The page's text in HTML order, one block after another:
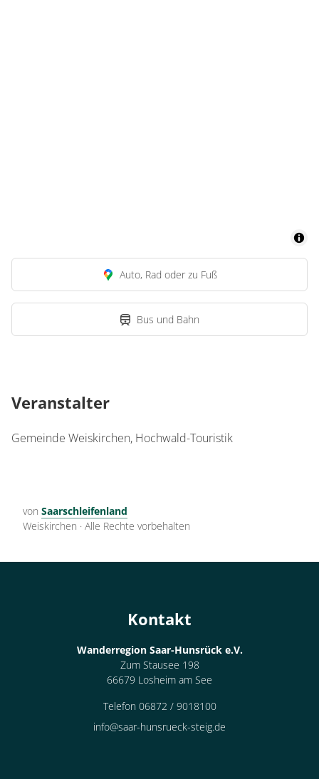
Auto, Rad oder zu Fuß
Bus und Bahn
Veranstalter
Gemeinde Weiskirchen, Hochwald-Touristik
von Saarschleifenland
Weiskirchen · Alle Rechte vorbehalten
Kontakt
Wanderregion Saar-Hunsrück e.V.
Zum Stausee 198
66679 Losheim am See
Telefon 06872 / 9018100
info@saar-hunsrueck-steig.de